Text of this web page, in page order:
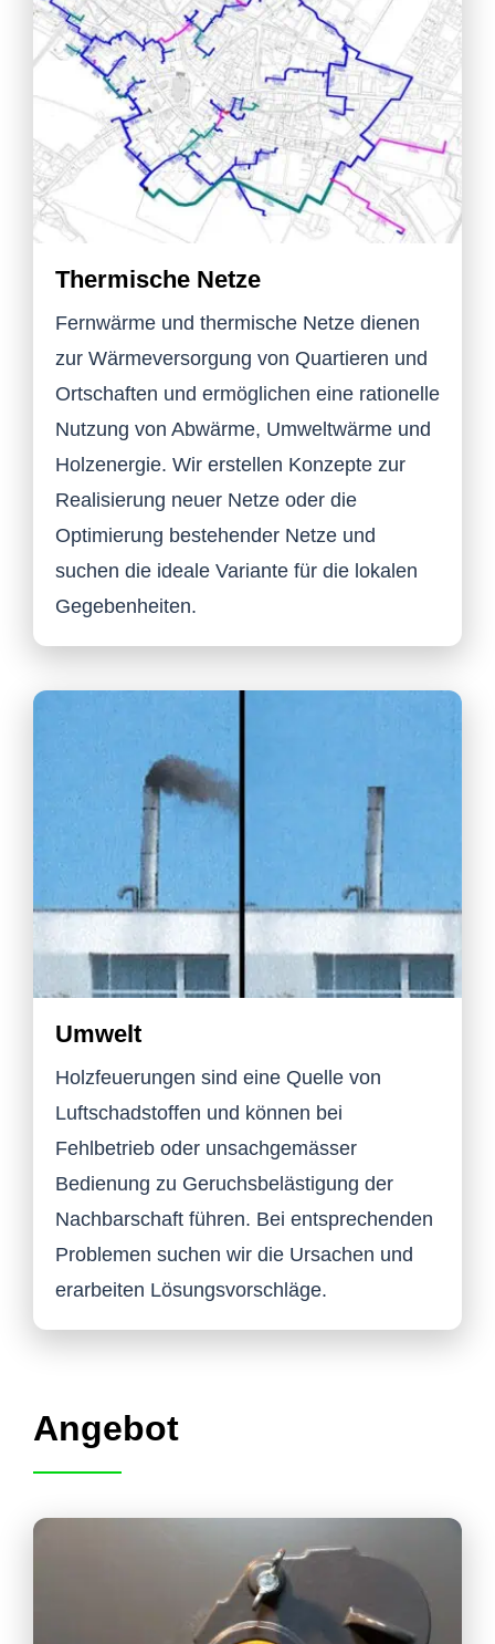
Thermische Netze
Fernwärme und thermische Netze dienen
zur Wärmeversorgung von Quartieren und
Ortschaften und ermöglichen eine rationelle
Nutzung von Abwärme, Umweltwärme und
Holzenergie. Wir erstellen Konzepte zur
Realisierung neuer Netze oder die
Optimierung bestehender Netze und
suchen die ideale Variante für die lokalen
Gegebenheiten.
Umwelt
Holzfeuerungen sind eine Quelle von
Luftschadstoffen und können bei
Fehlbetrieb oder unsachgemässer
Bedienung zu Geruchsbelästigung der
Nachbarschaft führen. Bei entsprechenden
Problemen suchen wir die Ursachen und
erarbeiten Lösungsvorschläge.
Angebot